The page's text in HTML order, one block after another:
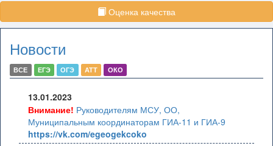
Оценка качества
Новости
ВСЕ ЕГЭ ОГЭ АТТ ОКО
13.01.2023
Внимание! Руководителям МСУ, ОО,
Муниципальным координаторам ГИА-11 и ГИА-9
https://vk.com/egeogekcoko